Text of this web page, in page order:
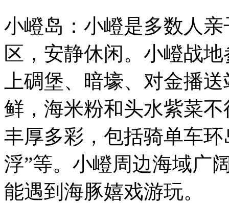
小嶝岛：小嶝是多数人
区，安静休闲。小嶝战
上碉堡、暗壕、对金播
鲜，海米粉和头水紫菜
丰厚多彩，包括骑单车
浮”等。小嶝周边海域广
能遇到海豚嬉戏游玩。